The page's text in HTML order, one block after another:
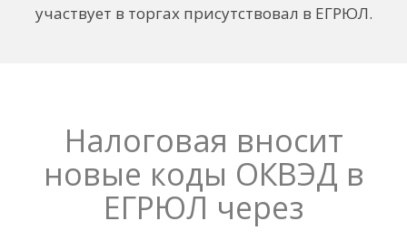
участвует в торгах присутствовал в ЕГРЮЛ.
Налоговая вносит
новые коды ОКВЭД в
ЕГРЮЛ через